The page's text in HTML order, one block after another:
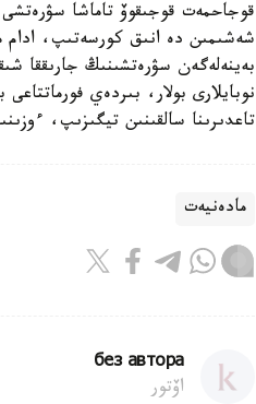
قوجاحمەت قوجىقوۆ تاماشا
شەشىمىن دە انىق كورسەتىپ، ادام
بەينەلەگەن سۋرەتشىنىڭ جارىققا
نوبايلارى بولار، بىردەي
تاعدىرىنا سالقىنىن تيگىزىپ،
مادەنيەت
без автора
اۆتور